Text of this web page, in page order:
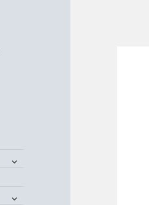
untermenü
untermenü